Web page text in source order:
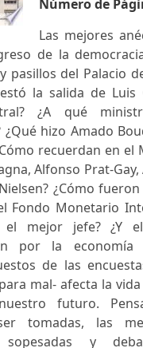
Número de
Las mejores
de la
pasillos del Palacio
la salida de Luis
¿A qué
¿Qué hizo Amado
recuerdan en el
Alfonso Prat-
¿Cómo
Fondo Monetario
el mejor jefe? ¿Y
por la economía
de las
mal- afecta la
futuro.
tomadas, las
sopesadas y